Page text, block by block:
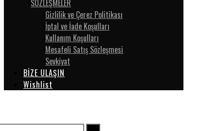
SÖZLEŞMELER
Gizlilik ve Çerez Politikası
İptal ve İade Koşulları
Kullanım Koşulları
Mesafeli Satış Sözleşmesi
Sevkiyat
BİZE ULAŞIN
Wishlist